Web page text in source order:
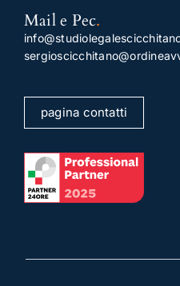
Mail e Pec.
pagina contatti